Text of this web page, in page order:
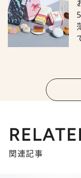
関連記事